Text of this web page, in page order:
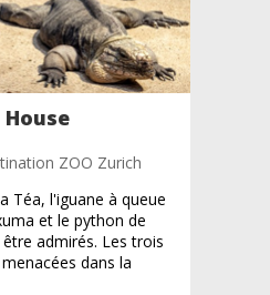
ZOO Zurich
Téa, l'iguane à queue
et le python de
admirés. Les trois
dans la